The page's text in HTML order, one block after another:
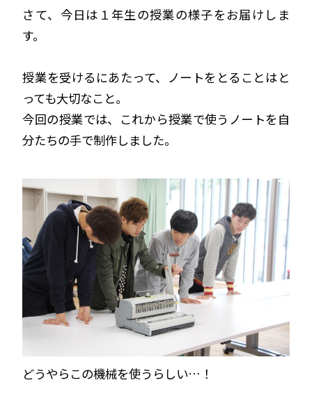
さて、今日は１年生の授業の様子をお届けしま
す。
授業を受けるにあたって、ノートをとることはと
っても大切なこと。
今回の授業では、これから授業で使うノートを自
分たちの手で制作しました。
どうやらこの機械を使うらしい…！